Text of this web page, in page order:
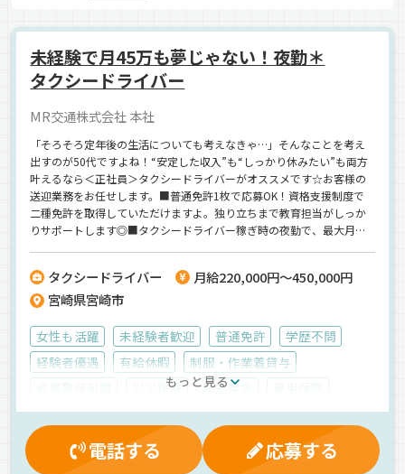
未経験で月45万も夢じゃない！夜勤＊
タクシードライバー
MR交通株式会社 本社
「そろそろ定年後の生活についても考えなきゃ…」そんなことを考え
出すのが50代ですよね！“安定した収入”も“しっかり休みたい”も両方
叶えるなら＜正社員＞タクシードライバーがオススメです☆お客様の
送迎業務をお任せします。■普通免許1枚で応募OK！資格支援制度で
二種免許を取得していただけますよ。独り立ちまで教育担当がしっか
りサポートします◎■タクシードライバー稼ぎ時の夜勤で、最大月給
係良好で、アットホームな雰囲気が特徴の《MR交通》ぜひご応募くだ
さいね◎
タクシードライバー
月給220,000円～450,000円
宮崎県宮崎市
女性も活躍 未経験者歓迎 普通免許
学歴不問
経験者優遇
有給休暇
制服・作業着貸与
労災保険 厚生年金
健康保険
愛車手当 再雇用制度
マイカー通勤可
夕方 夜
カーナビ搭載
ドライブレコーダー
一般旅客 普通車 正社員
もっと見る
電話する 応募する